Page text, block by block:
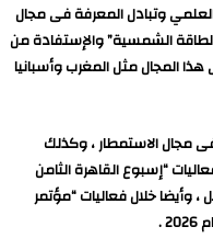
وتبادل المعرفة فى مجال
الطاقة الشمسية” والإستفادة من
المجال مثل المغرب وأسبانيا
فى مجال الاستمطار ، وكذلك
“إسبوع القاهرة الثامن
وأيضا خلال فعاليات “مؤتمر
.